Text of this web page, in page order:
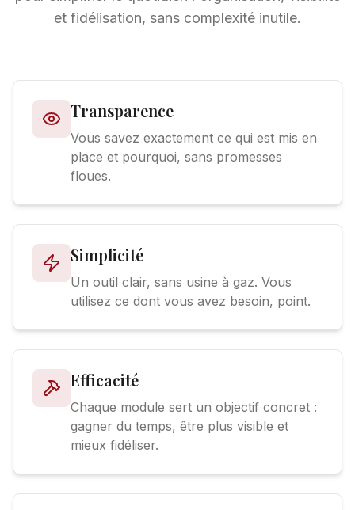
et fidélisation, sans complexité inutile.
Transparence
Vous savez exactement ce qui est mis en
place et pourquoi, sans promesses
floues.
Simplicité
Un outil clair, sans usine à gaz. Vous
utilisez ce dont vous avez besoin, point.
Efficacité
Chaque module sert un objectif concret :
gagner du temps, être plus visible et
mieux fidéliser.